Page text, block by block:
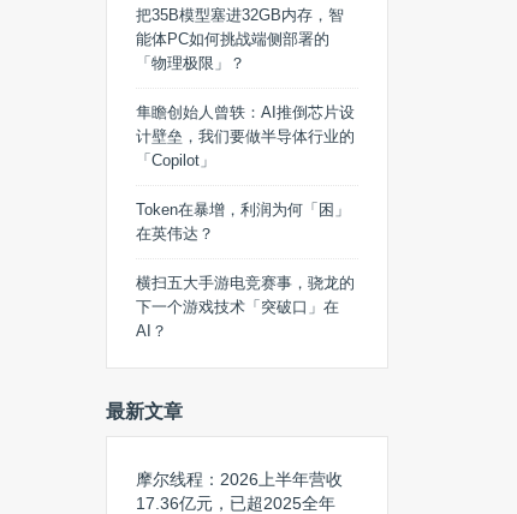
把35B模型塞进32GB内存，智
能体PC如何挑战端侧部署的
「物理极限」？
隼瞻创始人曾轶：AI推倒芯片设
计壁垒，我们要做半导体行业的
「Copilot」
Token在暴增，利润为何「困」
在英伟达？
横扫五大手游电竞赛事，骁龙的
下一个游戏技术「突破口」在
AI？
最新文章
摩尔线程：2026上半年营收
17.36亿元，已超2025全年